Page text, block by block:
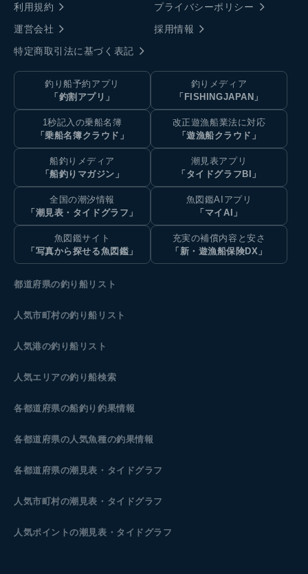
利用規約
プライバシーポリシー
運営会社
採用情報
特定商取引法に基づく表記
釣り船予約アプリ
「釣割アプリ」
釣りメディア
「FISHINGJAPAN」
1秒記入の乗船名簿
「乗船名簿クラウド」
改正遊漁船業法に対応
「遊漁船クラウド」
船釣りメディア
「船釣りマガジン」
潮見表アプリ
「タイドグラフBI」
全国の潮汐情報
「潮見表・タイドグラフ」
魚図鑑AIアプリ
「マイAI」
魚図鑑サイト
「写真から探せる魚図鑑」
充実の補償内容と安さ
「新・遊漁船保険DX」
都道府県の釣り船リスト
人気市町村の釣り船リスト
人気港の釣り船リスト
人気エリアの釣り船検索
各都道府県の船釣り釣果情報
各都道府県の人気魚種の釣果情報
各都道府県の潮見表 ・タイドグラフ
人気市町村の潮見表・タイドグラフ
人気ポイントの潮見表・タイドグラフ